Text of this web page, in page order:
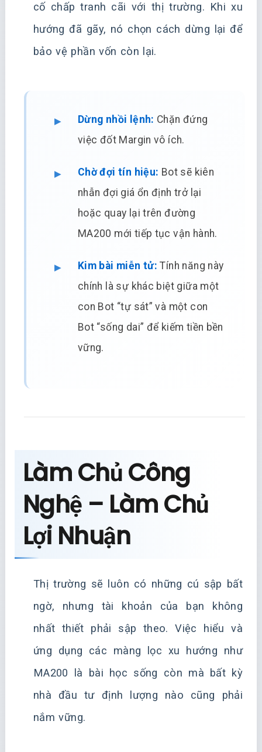
cố chấp tranh cãi với thị trường. Khi xu
hướng đã gãy, nó chọn cách dừng lại để
bảo vệ phần vốn còn lại.
Dừng nhồi lệnh: Chặn đứng
việc đốt Margin vô ích.
Chờ đợi tín hiệu: Bot sẽ kiên
nhẫn đợi giá ổn định trở lại
hoặc quay lại trên đường
MA200 mới tiếp tục vận hành.
Kim bài miễn tử: Tính năng này
chính là sự khác biệt giữa một
con Bot “tự sát” và một con
Bot “sống dai” để kiếm tiền bền
vững.
Làm Chủ Công
Nghệ – Làm Chủ
Lợi Nhuận
Thị trường sẽ luôn có những cú sập bất
ngờ, nhưng tài khoản của bạn không
nhất thiết phải sập theo. Việc hiểu và
ứng dụng các màng lọc xu hướng như
MA200 là bài học sống còn mà bất kỳ
nhà đầu tư định lượng nào cũng phải
nắm vững.